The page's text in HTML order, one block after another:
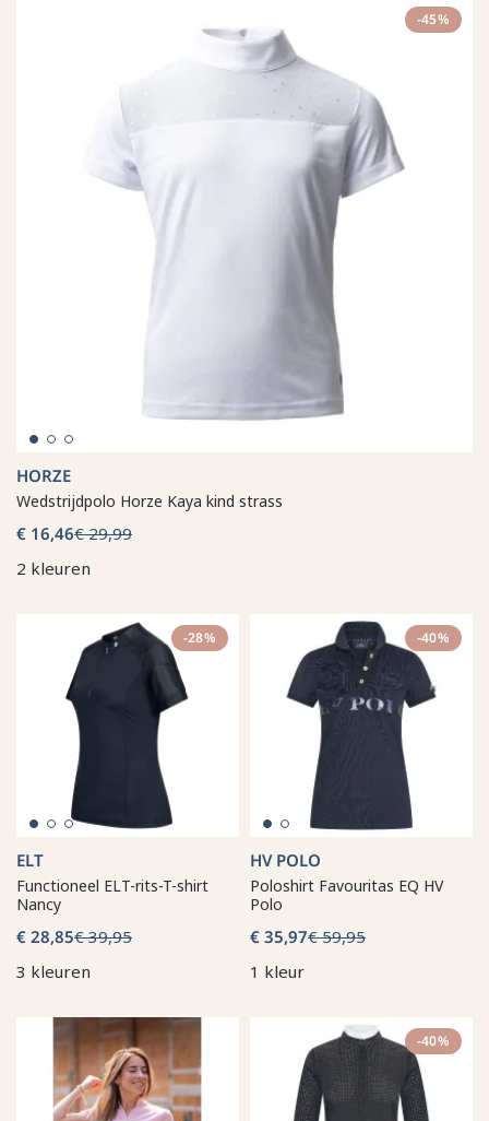
-45%
HORZE
Wedstrijdpolo Horze Kaya kind strass
€ 16,46€ 29,99
2 kleuren
-28%
ELT
Functioneel ELT-rits-T-shirt
Nancy
€ 28,85€ 39,95
3 kleuren
-40%
HV POLO
Poloshirt Favouritas EQ HV
Polo
€ 35,97€ 59,95
1 kleur
-40%